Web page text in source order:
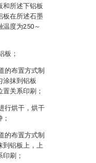
和所述下铝板
板在所述石墨
度为250～
板；
的布置方式制
涂抹到铝板
关系印刷；
行烘干，烘干
的布置方式制
到铝板上，上
刷；